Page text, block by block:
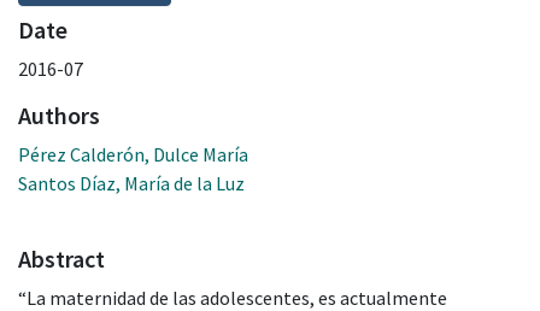
Date
2016-07
Authors
Pérez Calderón, Dulce María
Santos Díaz, María de la Luz
Abstract
“La maternidad de las adolescentes, es actualmente